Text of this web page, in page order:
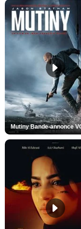
Mutiny Bande-annonce